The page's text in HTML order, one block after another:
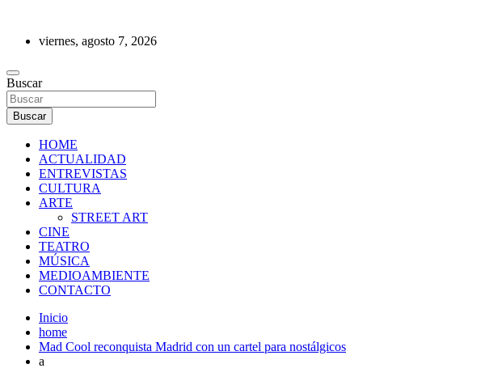
contenidoviernes, agosto 7, 2026
REVISTA DE PRENSA
Buscar
Buscar
HOME
ACTUALIDAD
ENTREVISTAS
CULTURA
ARTE
STREET ART
CINE
TEATRO
MÚSICA
MEDIOAMBIENTE
CONTACTO
Inicio
home
Mad Cool reconquista Madrid con un cartel para nostálgicos
a